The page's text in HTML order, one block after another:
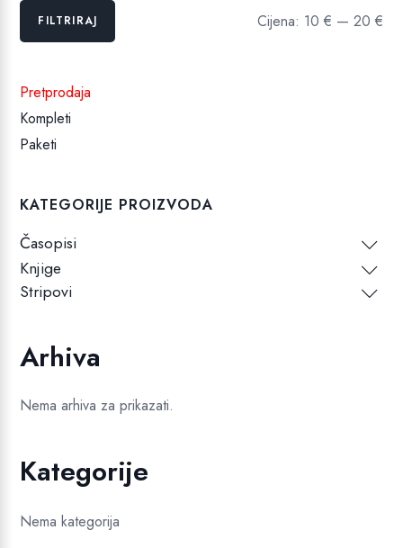
Min
MaksFILTRIRAJ Cijena: 10 € — 20 €
Pretprodaja
Kompleti
Paketi
KATEGORIJE PROIZVODA
Časopisi
Knjige
Stripovi
Arhiva
Nema arhiva za prikazati.
Kategorije
Nema kategorija